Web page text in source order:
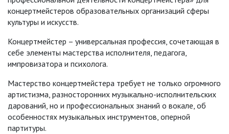
концертмейстеров образовательных организаций сферы
культуры и искусств.
Концертмейстер – универсальная профессия, сочетающая в
себе элементы мастерства исполнителя, педагога,
импровизатора и психолога.
Мастерство концертмейстера требует не только огромного
артистизма, разносторонних музыкально-исполнительских
дарований, но и профессиональных знаний о вокале, об
особенностях музыкальных инструментов, оперной
партитуры.